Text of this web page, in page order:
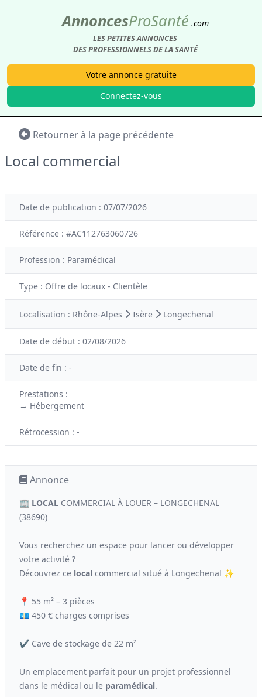
AnnoncesProSanté .com
LES PETITES ANNONCES
DES PROFESSIONNELS DE LA SANTÉ
Votre annonce gratuite
Connectez-vous
Retourner à la page précédente
Local commercial
Date de publication : 07/07/2026
Référence : #AC112763060726
Profession : Paramédical
Type : Offre de locaux - Clientèle
Localisation : Rhône-Alpes Isère Longechenal
Date de début : 02/08/2026
Date de fin : -
Prestations :
→ Hébergement
Rétrocession : -
Annonce
🏢 LOCAL COMMERCIAL À LOUER – LONGECHENAL
(38690)
Vous recherchez un espace pour lancer ou développer
votre activité ?
Découvrez ce local commercial situé à Longechenal ✨
📍 55 m² – 3 pièces
💶 450 € charges comprises
✔️ Cave de stockage de 22 m²
Un emplacement parfait pour un projet professionnel
dans le médical ou le paramédical.